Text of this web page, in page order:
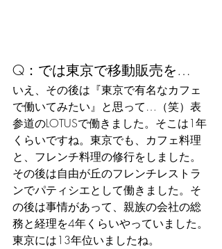
Q：では東京で移動販売を…
いえ、その後は『東京で有名なカフェ
で働いてみたい』と思って…（笑）表
参道のLOTUSで働きました。そこは1年
くらいですね。東京でも、カフェ料理
と、フレンチ料理の修行をしました。
その後は自由が丘のフレンチレストラ
ンでパティシエとして働きました。そ
の後は事情があって、親族の会社の総
務と経理を4年くらいやっていました。
東京には13年位いましたね。